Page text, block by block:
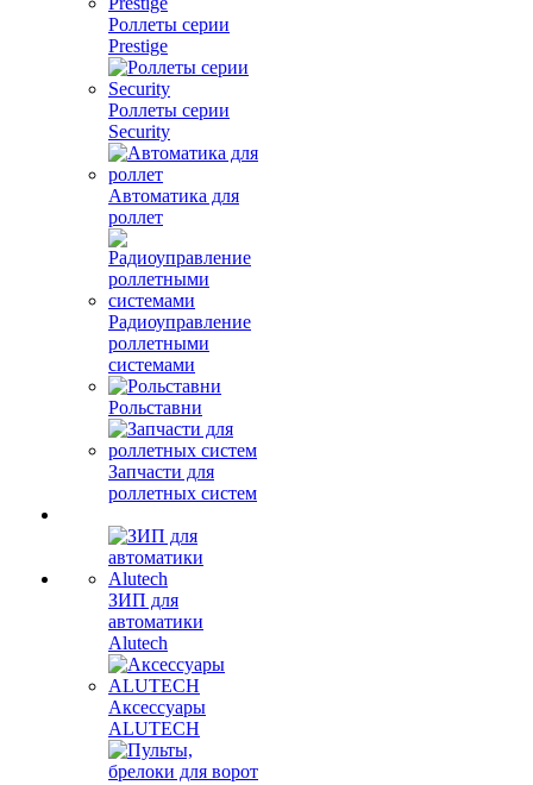
Роллеты серии
Prestige
Роллеты серии
Security
Автоматика для
роллет
Радиоуправление
роллетными
системами
Рольставни
Запчасти для
роллетных систем
ЗИП для
автоматики
Alutech
Аксессуары
ALUTECH